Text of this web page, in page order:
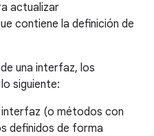
actualizar
contiene la definición de
una interfaz, los
siguiente:
interfaz (o métodos con
definidos de forma